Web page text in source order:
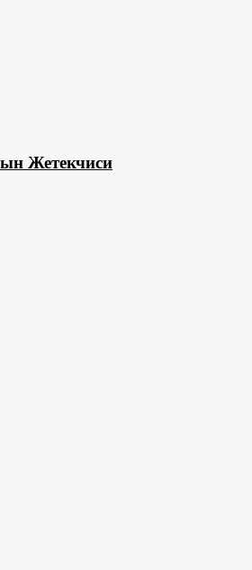
Жетекчиси